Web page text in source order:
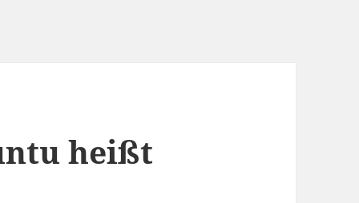
heißt